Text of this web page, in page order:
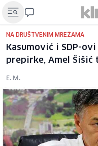
NA DRUŠTVENIM MREŽAMA
Kasumović i SDP-
prepirke, Amel
E. M.